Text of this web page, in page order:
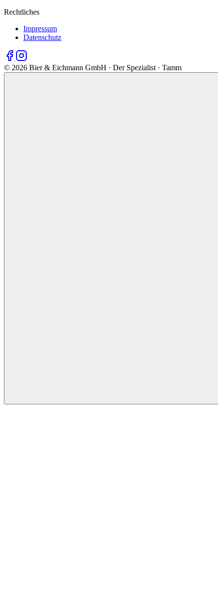
Rechtliches
Impressum
Datenschutz
© 2026 Bier & Eichmann GmbH · Der Spezialist · Tamm